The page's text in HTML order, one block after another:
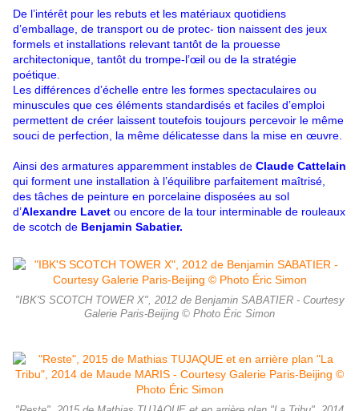
De l’intérêt pour les rebuts et les matériaux quotidiens
d’emballage, de transport ou de protec- tion naissent des jeux
formels et installations relevant tantôt de la prouesse
architectonique, tantôt du trompe-l’œil ou de la stratégie
poétique.
Les différences d’échelle entre les formes spectaculaires ou
minuscules que ces éléments standardisés et faciles d’emploi
permettent de créer laissent toutefois toujours percevoir le même
souci de perfection, la même délicatesse dans la mise en œuvre.
Ainsi des armatures apparemment instables de Claude Cattelain
qui forment une installation à l’équilibre parfaitement maîtrisé,
des tâches de peinture en porcelaine disposées au sol
d’Alexandre Lavet ou encore de la tour interminable de rouleaux
de scotch de Benjamin Sabatier.
"IBK'S SCOTCH TOWER X", 2012 de Benjamin SABATIER - Courtesy
Galerie Paris-Beijing © Photo Éric Simon